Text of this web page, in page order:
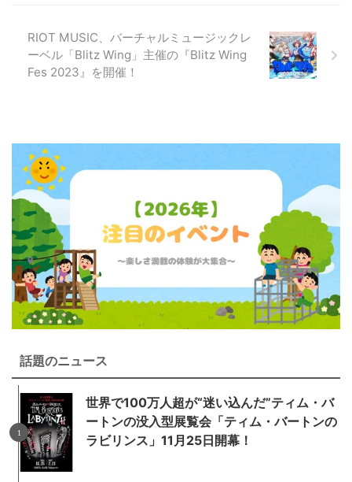
RIOT MUSIC、バーチャルミュージックレ
ーベル「Blitz Wing」主催の『Blitz Wing
Fes 2023』を開催！
話題のニュース
世界で100万人超が“迷い込んだ”ティム・バ
ートンの没入型展覧会「ティム・バートンの
ラビリンス」11月25日開幕！